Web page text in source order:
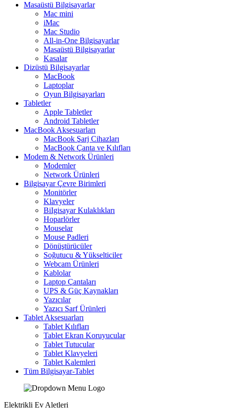
Masaüstü Bilgisayarlar
Mac mini
iMac
Mac Studio
All-in-One Bilgisayarlar
Masaüstü Bilgisayarlar
Kasalar
Dizüstü Bilgisayarlar
MacBook
Laptoplar
Oyun Bilgisayarları
Tabletler
Apple Tabletler
Android Tabletler
MacBook Aksesuarları
MacBook Şarj Cihazları
MacBook Çanta ve Kılıfları
Modem & Network Ürünleri
Modemler
Network Ürünleri
Bilgisayar Çevre Birimleri
Monitörler
Klavyeler
BiIgisayar Kulaklıkları
Hoparlörler
Mouselar
Mouse Padleri
Dönüştürücüler
Soğutucu & Yükselticiler
Webcam Ürünleri
Kablolar
Laptop Çantaları
UPS & Güç Kaynakları
Yazıcılar
Yazıcı Sarf Ürünleri
Tablet Aksesuarları
Tablet Kılıfları
Tablet Ekran Koruyucular
Tablet Tutucular
Tablet Klavyeleri
Tablet Kalemleri
Tüm Bilgisayar-Tablet
Elektrikli Ev Aletleri